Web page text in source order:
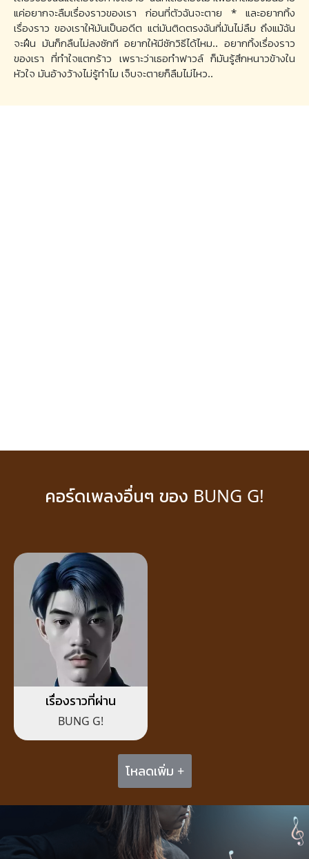
แค่อยากจะลืมเรื่องราวของเรา ก่อนที่ตัวฉันจะตาย * และอยากทิ้ง
เรื่องราว ของเราให้มันเป็นอดีต แต่มันติดตรงฉันที่มันไม่ลืม ถึงแม้ฉัน
จะฝืน มันก็กลืนไม่ลงซักที อยากให้มีซักวิธีได้ไหม.. อยากทิ้งเรื่องราว
ของเรา ที่ทำใจแตกร้าว เพราะว่าเธอทำฟาวล์ ก็มันรู้สึกหนาวข้างใน
หัวใจ มันอ้างว้างไม่รู้ทำไม เจ็บจะตายก็ลืมไม่ไหว..
คอร์ดเพลงอื่นๆ ของ BUNG G!
เรื่องราวที่ผ่าน
BUNG G!
โหลดเพิ่ม +